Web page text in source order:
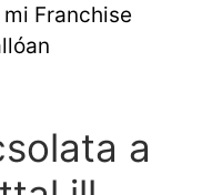
Franchise
a